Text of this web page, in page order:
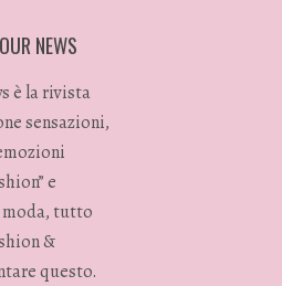
NEWS
è la rivista
sensazioni,
e
moda, tutto
&
questo.